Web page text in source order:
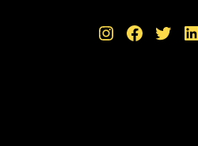
Instagram Facebook Twitter LinkedIn